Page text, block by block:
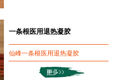
一条根医用退热凝胶
仙峰一条根医用退热凝胶